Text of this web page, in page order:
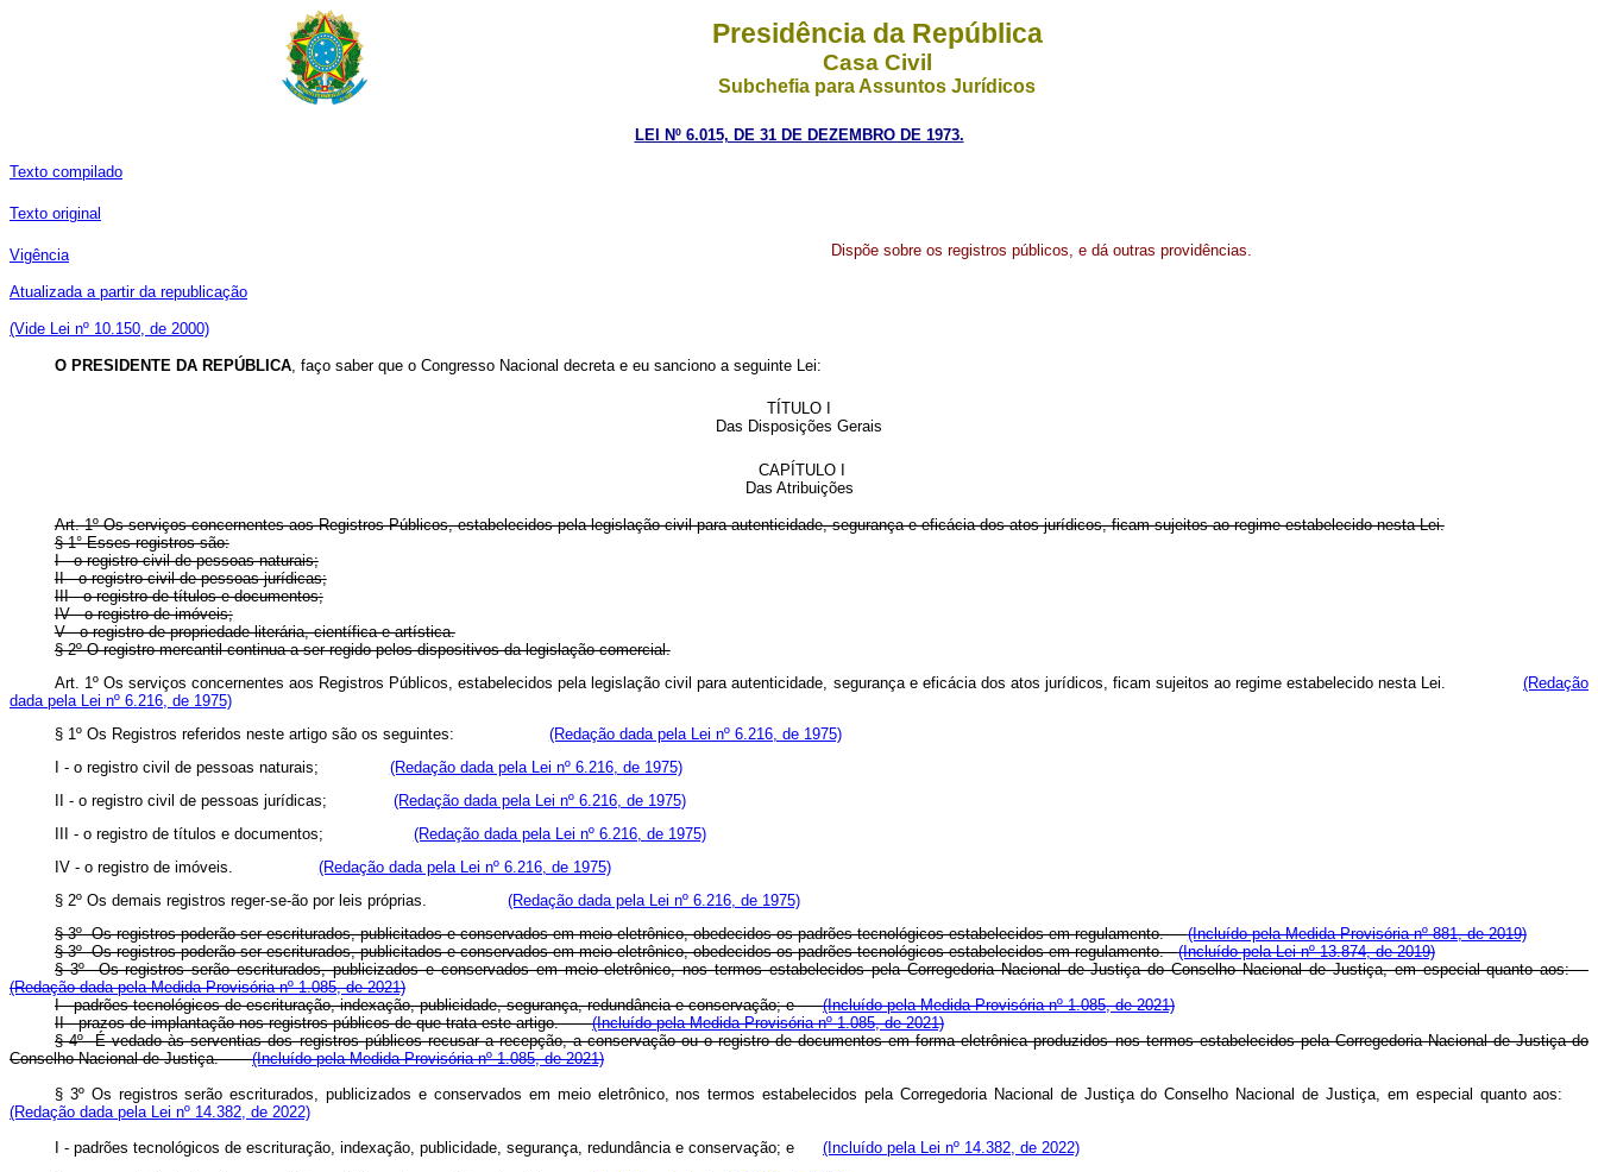
Presidência da República
Casa Civil
Subchefia para Assuntos Jurídicos
LEI Nº 6.015, DE 31 DE DEZEMBRO DE 1973.
Texto compilado
Texto original
Vigência
Atualizada a partir da republicação
(Vide Lei nº 10.150, de 2000)
Dispõe sobre os registros públicos, e dá outras providências.
O PRESIDENTE DA REPÚBLICA, faço saber que o Congresso Nacional decreta e eu sanciono a seguinte Lei:
TÍTULO I
Das Disposições Gerais
CAPÍTULO I
Das Atribuições
Art. 1º Os serviços concernentes aos Registros Públicos, estabelecidos pela legislação civil para autenticidade, segurança e eficácia dos atos jurídicos, ficam sujeitos ao regime estabelecido nesta Lei.
§ 1° Esses registros são:
I - o registro civil de pessoas naturais;
II - o registro civil de pessoas jurídicas;
III - o registro de títulos e documentos;
IV - o registro de imóveis;
V - o registro de propriedade literária, científica e artística.
§ 2º O registro mercantil continua a ser regido pelos dispositivos da legislação comercial.
Art. 1º Os serviços concernentes aos Registros Públicos, estabelecidos pela legislação civil para autenticidade, segurança e eficácia dos atos jurídicos, ficam sujeitos ao regime estabelecido nesta Lei. (Redação
dada pela Lei nº 6.216, de 1975)
§ 1º Os Registros referidos neste artigo são os seguintes: (Redação dada pela Lei nº 6.216, de 1975)
I - o registro civil de pessoas naturais; (Redação dada pela Lei nº 6.216, de 1975)
II - o registro civil de pessoas jurídicas; (Redação dada pela Lei nº 6.216, de 1975)
III - o registro de títulos e documentos; (Redação dada pela Lei nº 6.216, de 1975)
IV - o registro de imóveis. (Redação dada pela Lei nº 6.216, de 1975)
§ 2º Os demais registros reger-se-ão por leis próprias. (Redação dada pela Lei nº 6.216, de 1975)
§ 3º Os registros poderão ser escriturados, publicitados e conservados em meio eletrônico, obedecidos os padrões tecnológicos estabelecidos em regulamento.(Incluído pela Medida Provisória nº 881, de 2019)
§ 3º Os registros poderão ser escriturados, publicitados e conservados em meio eletrônico, obedecidos os padrões tecnológicos estabelecidos em regulamento.(Incluído pela Lei nº 13.874, de 2019)
§ 3º Os registros serão escriturados, publicizados e conservados em meio eletrônico, nos termos estabelecidos pela Corregedoria Nacional de Justiça do Conselho Nacional de Justiça, em especial quanto aos:
(Redação dada pela Medida Provisória nº 1.085, de 2021)
I - padrões tecnológicos de escrituração, indexação, publicidade, segurança, redundância e conservação; e(Incluído pela Medida Provisória nº 1.085, de 2021)
II - prazos de implantação nos registros públicos de que trata este artigo.(Incluído pela Medida Provisória nº 1.085, de 2021)
§ 4º É vedado às serventias dos registros públicos recusar a recepção, a conservação ou o registro de documentos em forma eletrônica produzidos nos termos estabelecidos pela Corregedoria Nacional de Justiça do
Conselho Nacional de Justiça.(Incluído pela Medida Provisória nº 1.085, de 2021)
§ 3º Os registros serão escriturados, publicizados e conservados em meio eletrônico, nos termos estabelecidos pela Corregedoria Nacional de Justiça do Conselho Nacional de Justiça, em especial quanto aos:
(Redação dada pela Lei nº 14.382, de 2022)
I - padrões tecnológicos de escrituração, indexação, publicidade, segurança, redundância e conservação; e (Incluído pela Lei nº 14.382, de 2022)